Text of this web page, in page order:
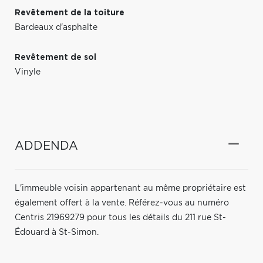
Revêtement de la toiture
Bardeaux d'asphalte
Revêtement de sol
Vinyle
ADDENDA
L'immeuble voisin appartenant au même propriétaire est
également offert à la vente. Référez-vous au numéro
Centris 21969279 pour tous les détails du 211 rue St-
Édouard à St-Simon.